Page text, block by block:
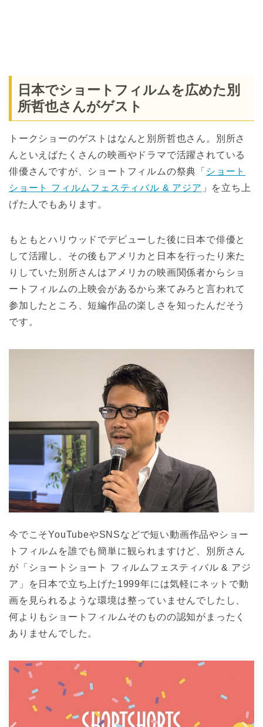
日本でショートフィルムを広めた別
所哲也さんがゲスト
トークショーのゲストはなんと別所哲也さん。別所さ
んといえばたくさんの映画やドラマで活躍されている
俳優さんですが、ショートフィルムの祭典「 ショート
ショート フィルムフェスティバル & アジア 」を立ち上
げた人でもあります。
もともとハリウッドでデビューした後に日本で俳優と
して活躍し、その後もアメリカと日本を行ったり来た
りしていた別所さんはアメリカの映画関係者からショ
ートフィルムの上映会があるから来てみろと言われて
参加したところ、短編作品の楽しさを知ったんだそう
です。
今でこそYouTubeやSNSなどで短い動画作品やショー
トフィルムを誰でも簡単に観られますけど、別所さん
が「ショートショート フィルムフェスティバル & アジ
ア」を日本で立ち上げた1999年には気軽にネットで動
画を見られるような環境は整っていませんでしたし、
何よりもショートフィルムそのものの認知がまったく
ありませんでした。